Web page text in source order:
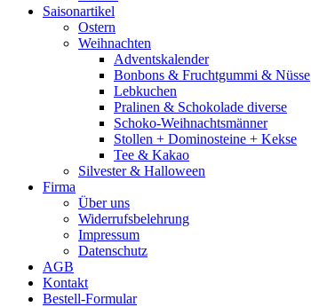
Saisonartikel
Ostern
Weihnachten
Adventskalender
Bonbons & Fruchtgummi & Nüsse
Lebkuchen
Pralinen & Schokolade diverse
Schoko-Weihnachtsmänner
Stollen + Dominosteine + Kekse
Tee & Kakao
Silvester & Halloween
Firma
Über uns
Widerrufsbelehrung
Impressum
Datenschutz
AGB
Kontakt
Bestell-Formular